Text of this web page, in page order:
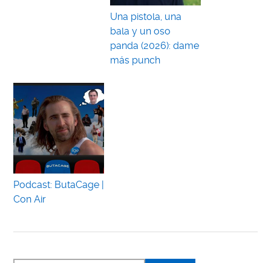
Una pistola, una
bala y un oso
panda (2026): dame
más punch
Podcast: ButaCage |
Con Air